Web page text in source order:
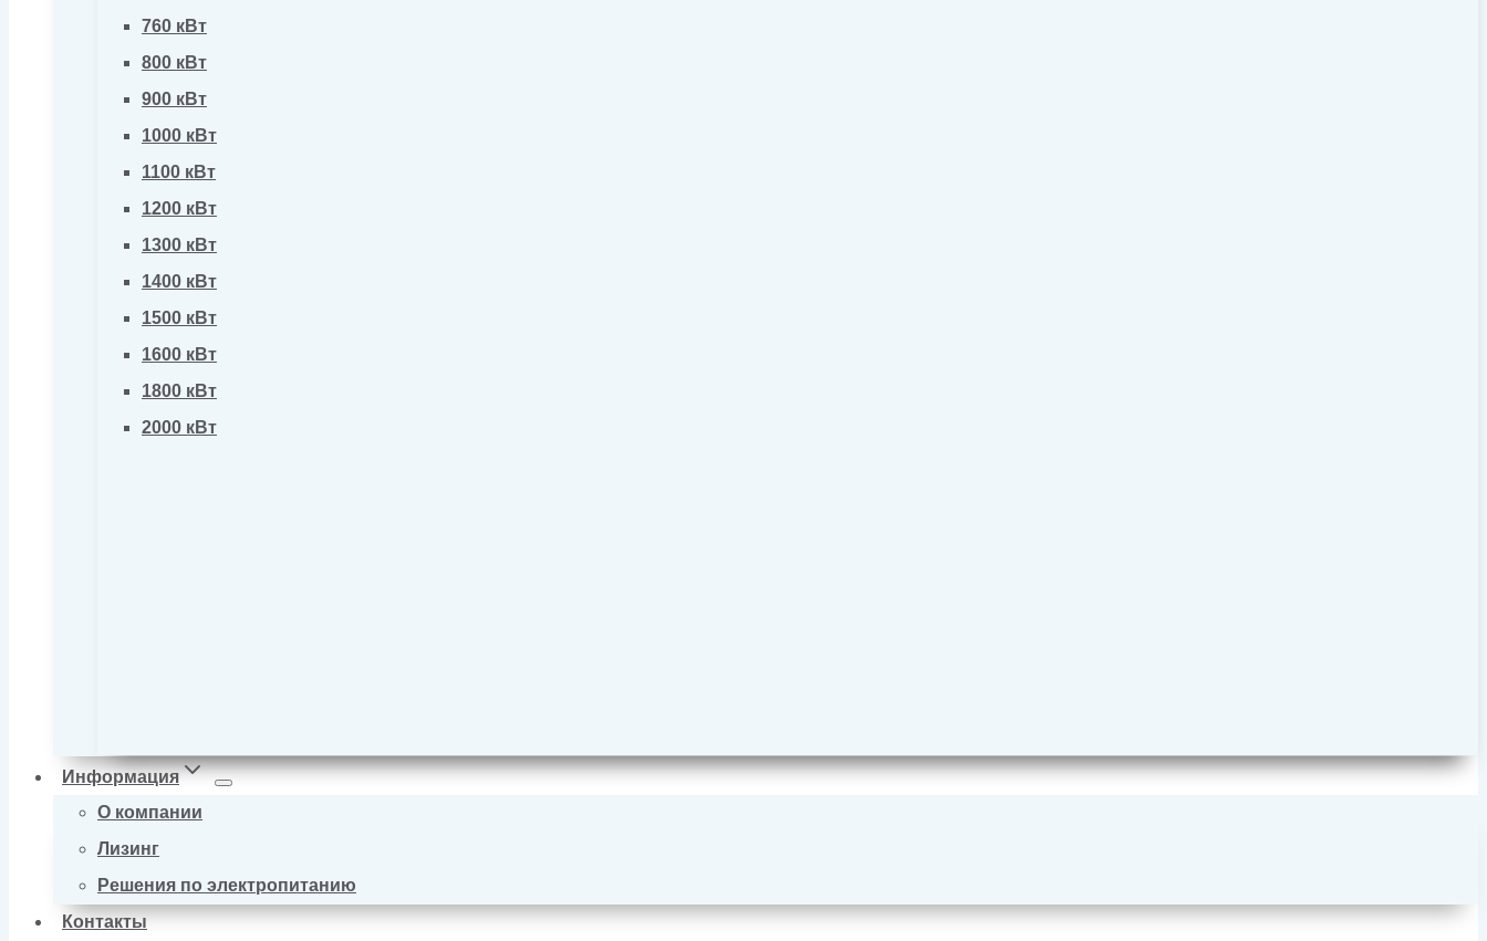
760 кВт
800 кВт
900 кВт
1000 кВт
1100 кВт
1200 кВт
1300 кВт
1400 кВт
1500 кВт
1600 кВт
1800 кВт
2000 кВт
Информация
О компании
Лизинг
Решения по электропитанию
Контакты